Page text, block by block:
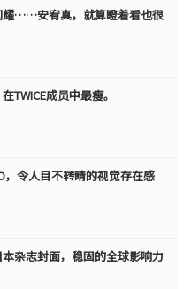
耀……安宥真，就算瞪着看也很
TWICE成员中最瘦。
，令人目不转睛的视觉存在感
本杂志封面，稳固的全球影响力